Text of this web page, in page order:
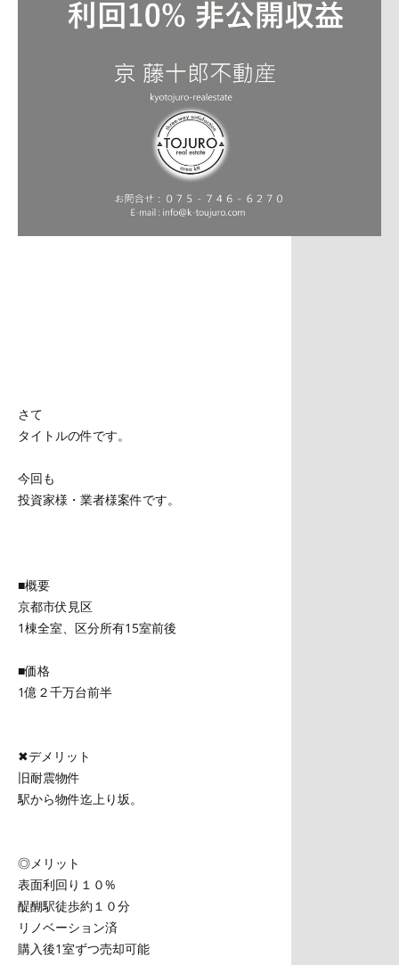
さて
タイトルの件です。
今回も
投資家様・業者様案件です。
■概要
京都市伏見区
1棟全室、区分所有15室前後
■価格
1億２千万台前半
✖デメリット
旧耐震物件
駅から物件迄上り坂。
◎メリット
表面利回り１０%
醍醐駅徒歩約１０分
リノベーション済
購入後1室ずつ売却可能